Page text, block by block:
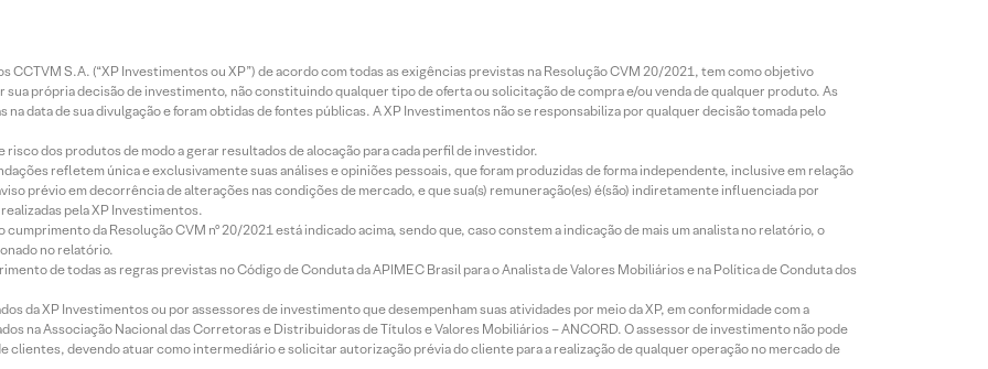
CCTVM S.A. (“XP Investimentos ou XP”) de acordo com todas as exigências previstas na Resolução CVM 20/2021, tem como objetivo
própria decisão de investimento, não constituindo qualquer tipo de oferta ou solicitação de compra e/ou venda de qualquer produto. As
data de sua divulgação e foram obtidas de fontes públicas. A XP Investimentos não se responsabiliza por qualquer decisão tomada pelo
dos produtos de modo a gerar resultados de alocação para cada perfil de investidor.
refletem única e exclusivamente suas análises e opiniões pessoais, que foram produzidas de forma independente, inclusive em relação
prévio em decorrência de alterações nas condições de mercado, e que sua(s) remuneração(es) é(são) indiretamente influenciada por
pela XP Investimentos.
da Resolução CVM nº 20/2021 está indicado acima, sendo que, caso constem a indicação de mais um analista no relatório, o
no relatório.
de todas as regras previstas no Código de Conduta da APIMEC Brasil para o Analista de Valores Mobiliários e na Política de Conduta dos
da XP Investimentos ou por assessores de investimento que desempenham suas atividades por meio da XP, em conformidade com a
na Associação Nacional das Corretoras e Distribuidoras de Títulos e Valores Mobiliários – ANCORD. O assessor de investimento não pode
devendo atuar como intermediário e solicitar autorização prévia do cliente para a realização de qualquer operação no mercado de